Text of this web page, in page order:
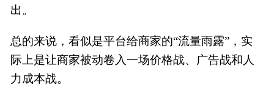
出。
总的来说，看似是平台给商家的“流量雨露”，实
际上是让商家被动卷入一场价格战、广告战和人
力成本战。